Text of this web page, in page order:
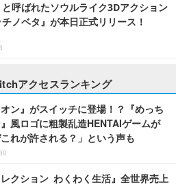
と呼ばれたソウルライク3Dアクション
チノベタ』が本日正式リリース！
アクセスランキング
オン』がスイッチに登場！？『めっち
風ロゴに粗製乱造HENTAIゲームが
れが許される？」という声も
レクション わくわく生活』全世界売上